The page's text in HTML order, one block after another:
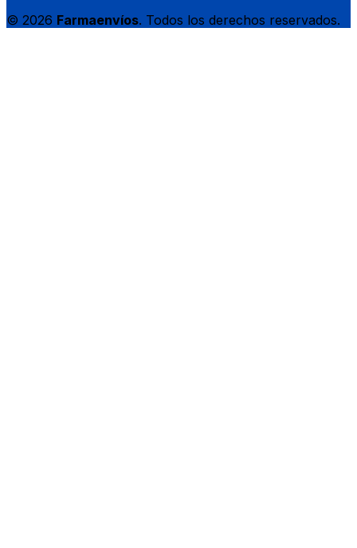
© 2026 Farmaenvíos. Todos los derechos reservados.